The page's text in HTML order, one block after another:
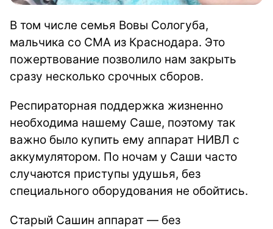
В том числе семья Вовы Сологуба,
мальчика со СМА из Краснодара. Это
пожертвование позволило нам закрыть
сразу несколько срочных сборов.
Респираторная поддержка жизненно
необходима нашему Саше, поэтому так
важно было купить ему аппарат НИВЛ с
аккумулятором. По ночам у Саши часто
случаются приступы удушья, без
специального оборудования не обойтись.
Старый Сашин аппарат — без